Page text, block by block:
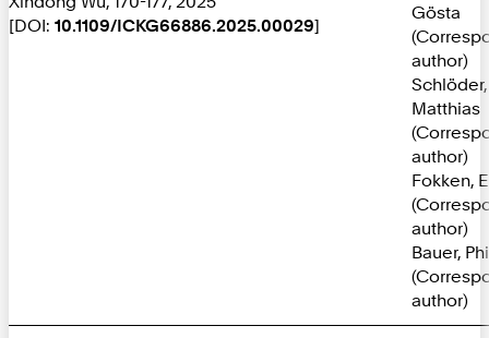
[DOI: 10.1109/ICKG66886.2025.00029]
Gösta
author)
Schlöder,
Matthias
author)
Fokken,
author)
Bauer,
author)